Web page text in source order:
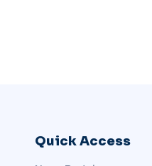
Quick Access